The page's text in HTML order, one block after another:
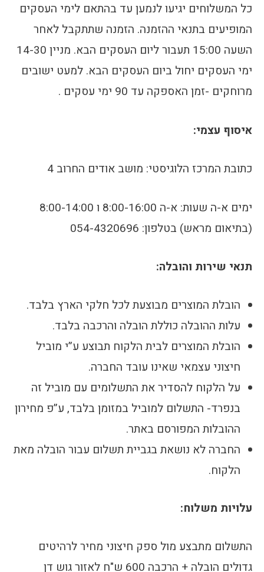
כל המשלוחים יגיעו לנמען עד בהתאם לימי העסקים
המופיעים בתנאי ההזמנה. הזמנה שתתקבל לאחר
השעה 15:00 תעבור ליום העסקים הבא. מניין 14-30
ימי העסקים יחול ביום העסקים הבא. למעט ישובים
מרוחקים -זמן האספקה עד 90 ימי עסקים .
איסוף עצמי:
כתובת המרכז הלוגיסטי: מושב אודים החרוב 4
ימים א-ה שעות: א-ה 8:00-16:00 ו 8:00-14:00
(בתיאום מראש) בטלפון: 054-4320696
תנאי שירות והובלה:
הובלת המוצרים מבוצעת לכל חלקי הארץ בלבד.
עלות ההובלה כוללת הובלה והרכבה בלבד.
הובלת המוצרים לבית הלקוח תבוצע ע”י מוביל
חיצוני עצמאי שאינו עובד החברה.
על הלקוח להסדיר את התשלומים עם מוביל זה
בנפרד- התשלום למוביל במזומן בלבד, ע”פ מחירון
ההובלות המפורסם באתר.
החברה לא נושאת בגביית תשלום עבור הובלה מאת
הלקוח.
עלויות משלוח:
התשלום מתבצע מול ספק חיצוני מחיר לרהיטים
גדולים הובלה + הרכבה 600 ש"ח לאזור גוש דן